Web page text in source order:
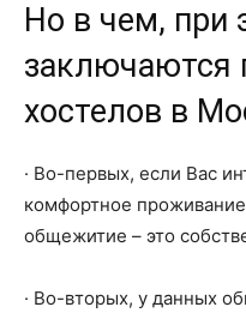
Но в чем, при
заключаются
хостелов в
· Во-первых, если Вас
комфортное
общежитие – это
· Во-вторых, у данных